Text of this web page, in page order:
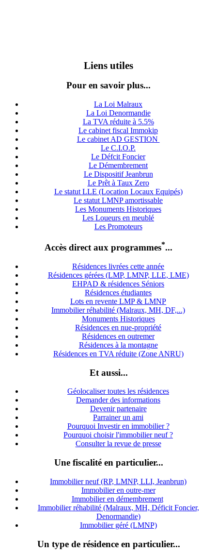
Liens utiles
Pour en savoir plus...
La Loi Malraux
La Loi Denormandie
La TVA réduite à 5.5%
Le cabinet fiscal Immokip
Le cabinet AD GESTION
Le C.I.O.P.
Le Défcit Foncier
Le Démembrement
Le Dispositif Jeanbrun
Le Prêt à Taux Zero
Le statut LLE (Location Locaux Equipés)
Le statut LMNP amortissable
Les Monuments Historiques
Les Loueurs en meublé
Les Promoteurs
Accès direct aux programmes*...
Résidences livrées cette année
Résidences gérées (LMP, LMNP, LLE, LME)
EHPAD & résidences Séniors
Résidences étudiantes
Lots en revente LMP & LMNP
Immobilier réhabilité (Malraux, MH, DF,...)
Monuments Historiques
Résidences en nue-propriété
Résidences en outremer
Résidences à la montagne
Résidences en TVA réduite (Zone ANRU)
Et aussi...
Géolocaliser toutes les résidences
Demander des informations
Devenir partenaire
Parrainer un ami
Pourquoi Investir en immobilier ?
Pourquoi choisir l'immobilier neuf ?
Consulter la revue de presse
Une fiscalité en particulier...
Immobilier neuf (RP, LMNP, LLI, Jeanbrun)
Immobilier en outre-mer
Immobilier en démembrement
Immobilier réhabilité (Malraux, MH, Déficit Foncier,
Denormandie)
Immobilier géré (LMNP)
Un type de résidence en particulier...